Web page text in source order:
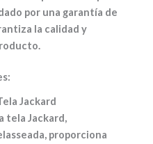
por una garantía de
la calidad y
Jackard
tela Jackard,
proporciona